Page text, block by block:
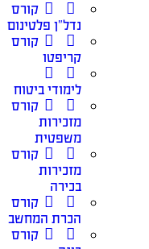
קורס
נדל”ן פלטינום
קורס
קריפטו
לימודי ביטוח
קורס
מזכירות
משפטית
קורס
מזכירות
בכירה
קורס
הכרת המחשב
קורס